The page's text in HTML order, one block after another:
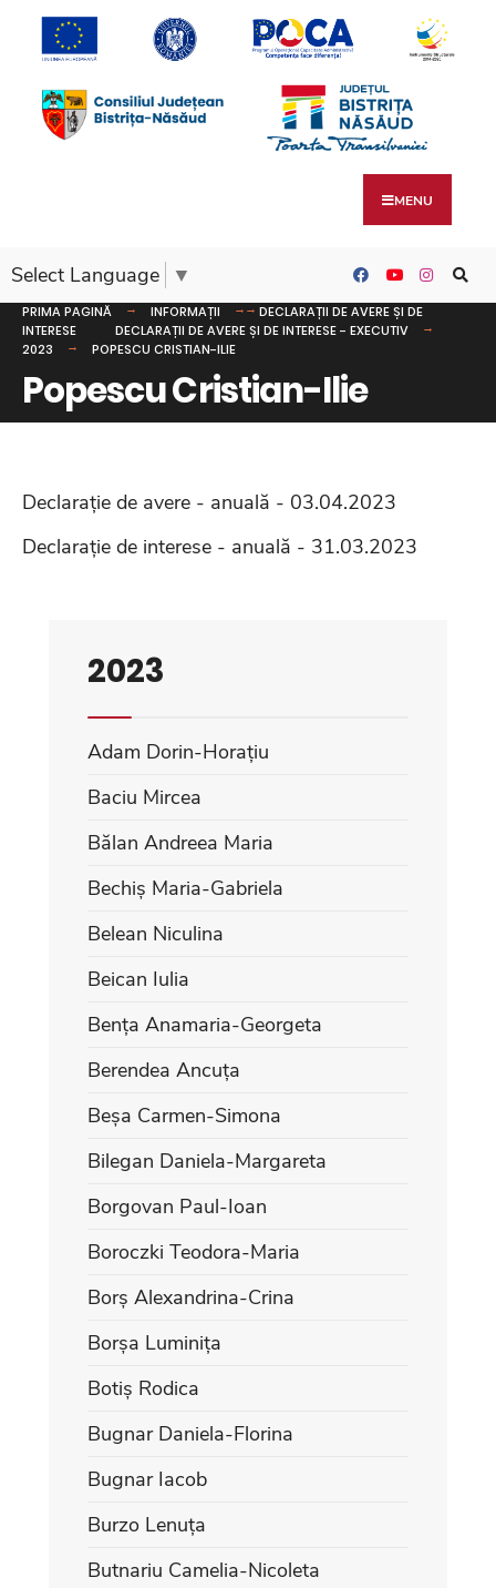
MENU
Select Language ▼
PRIMA PAGINĂ INFORMAȚII
DECLARAȚII DE AVERE ȘI DE
INTERESE
DECLARAȚII DE AVERE ȘI DE INTERESE - EXECUTIV
2023
POPESCU CRISTIAN-ILIE
Popescu Cristian-Ilie
Declarație de avere - anuală - 03.04.2023
Declarație de interese - anuală - 31.03.2023
2023
Adam Dorin-Horațiu
Baciu Mircea
Bălan Andreea Maria
Bechiș Maria-Gabriela
Belean Niculina
Beican Iulia
Bența Anamaria-Georgeta
Berendea Ancuța
Beșa Carmen-Simona
Bilegan Daniela-Margareta
Borgovan Paul-Ioan
Boroczki Teodora-Maria
Borș Alexandrina-Crina
Borșa Luminița
Botiș Rodica
Bugnar Daniela-Florina
Bugnar Iacob
Burzo Lenuța
Butnariu Camelia-Nicoleta